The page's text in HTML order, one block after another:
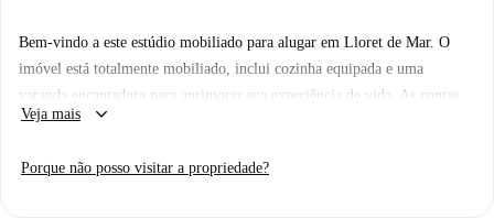
Bem-vindo a este estúdio mobiliado para alugar em Lloret de Mar. O
imóvel está totalmente mobiliado, inclui cozinha equipada e uma
varanda encantadora para aprimorar sua experiência de vida. As contas
de luz, água, gás e Wi-Fi estão incluídas para maior comodidade.
proprietário seja totalmente verificado.
Veja mais keyboard_arrow_down
Porque não posso visitar a propriedade?